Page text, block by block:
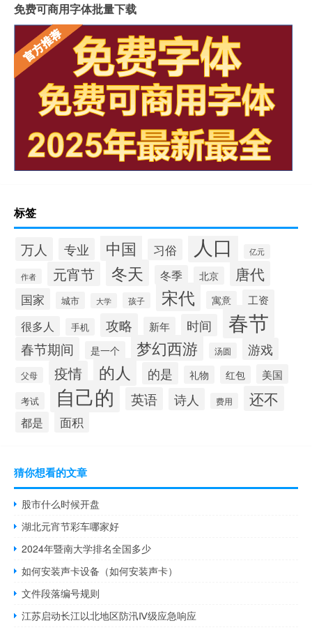
免费可商用字体批量下载
标签
万人 专业 中国 习俗 人口 亿元
作者 元宵节 冬天 冬季 北京 唐代
国家 城市 大学 孩子 宋代 寓意 工资
很多人 手机 攻略 新年 时间 春节
春节期间 是一个 梦幻西游 汤圆 游戏
父母 疫情 的人 的是 礼物 红包 美国
考试 自己的 英语 诗人 费用 还不
都是 面积
猜你想看的文章
股市什么时候开盘
湖北元宵节彩车哪家好
2024年暨南大学排名全国多少
如何安装声卡设备（如何安装声卡）
文件段落编号规则
江苏启动长江以北地区防汛Ⅳ级应急响应